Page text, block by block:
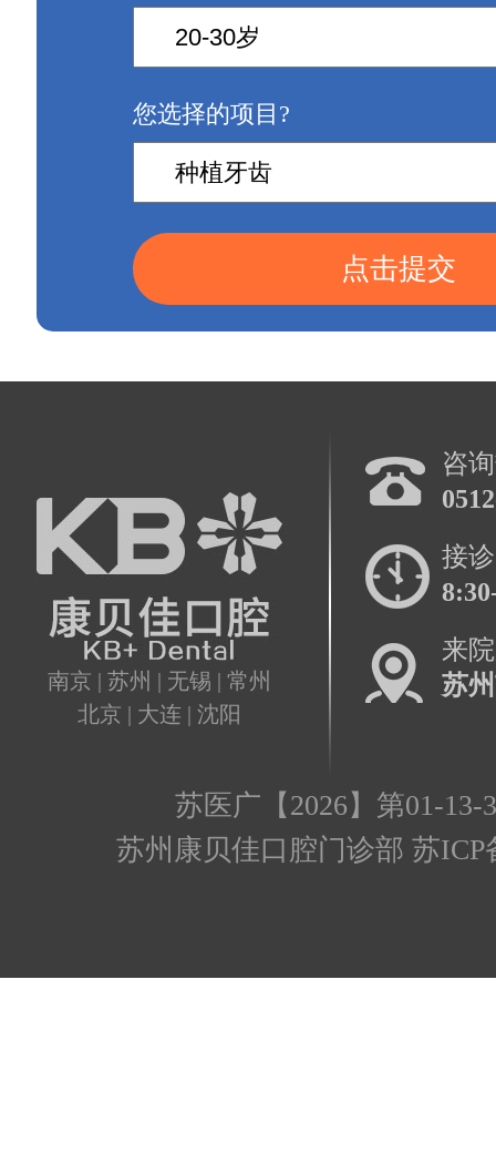
您选择的项目?
点击提交
南京 | 苏州 | 无锡 | 常州
北京 | 大连 | 沈阳
咨
接
来
苏
苏医广【2026】第01-13-
苏州康贝佳口腔门诊部 苏ICP